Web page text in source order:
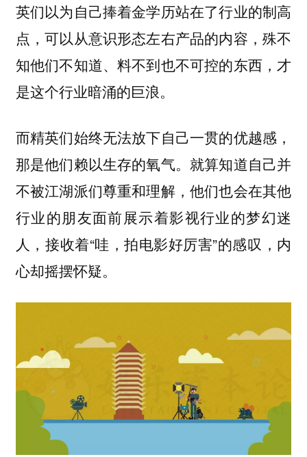
英们以为自己捧着金学历站在了行业的制高
点，可以从意识形态左右产品的内容，殊不
知他们不知道、料不到也不可控的东西，才
是这个行业暗涌的巨浪。
而精英们始终无法放下自己一贯的优越感，
那是他们赖以生存的氧气。就算知道自己并
不被江湖派们尊重和理解，他们也会在其他
行业的朋友面前展示着影视行业的梦幻迷
人，接收着“哇，拍电影好厉害”的感叹，内
心却摇摆怀疑。